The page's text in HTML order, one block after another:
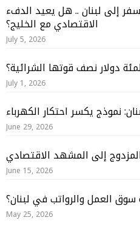
إلى لبنان .. هل يعيد الدفء
الاقتصادي مع الخليج؟
July 5, 2026
دولار نصف قوتها الشرائية؟
July 1, 2026
نموذج يكسر احتكار الكهرباء
June 29, 2026
إلى المشهد الاقتصادي
June 15, 2026
العمل والرواتب في لبنان؟
May 25, 2026